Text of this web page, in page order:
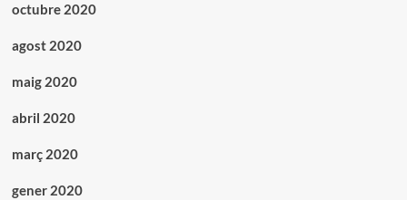
octubre 2020
agost 2020
maig 2020
abril 2020
març 2020
gener 2020